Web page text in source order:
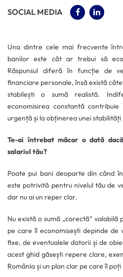
SOCIAL MEDIA (OPENS IN
Una dintre cele mai frecvente
banilor este cât ar trebui să
Răspunsul diferă în funcție de
financiare personale, însă există
stabilești o sumă realistă.
economisirea constantă
urgență și la obținerea unei
Te-ai întrebat măcar o dată
salariul tău?
Poate pui bani deoparte din când
este potrivită pentru nivelul tău de
dar nu ai un reper clar.
Nu există o sumă „corectă”
pe care îl economisești depinde de
fixe, de eventualele datorii și de
acest ghid găsești repere clare,
România și un plan clar pe care îl